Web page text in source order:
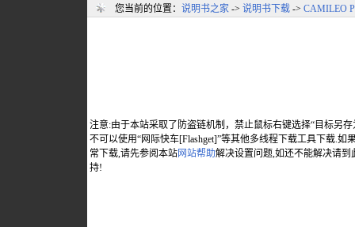
您当前的位置： 说明书之家 -> 说明书下载 -> CAMILEO
注意:由于本站采取了防盗链机制，禁止鼠标右键选择“目标另
不可以使用“网际快车[Flashget]”等其他多线程下载工具下载.如
常下载,请先参阅本站网站帮助解决设置问题,如还不能解决请到
持!